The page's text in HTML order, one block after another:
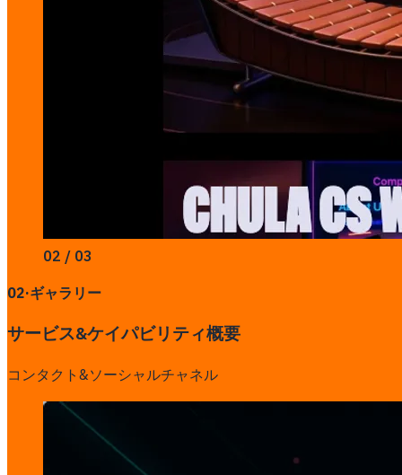
02 / 03
02·ギャラリー
サービス&ケイパビリティ概要
コンタクト&ソーシャルチャネル